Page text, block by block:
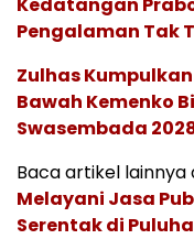
Pengalaman Tak
Zulhas
Bawah Kemenko
Swasembada
Baca artikel lainnya
Melayani Jasa
Serentak di